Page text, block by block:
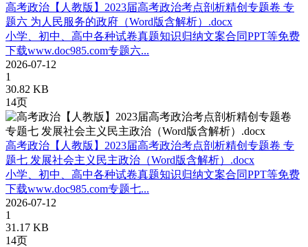
高考政治【人教版】2023届高考政治考点剖析精创专题卷 专
题六 为人民服务的政府（Word版含解析）.docx
小学、初中、高中各种试卷真题知识归纳文案合同PPT等免费
下载www.doc985.com专题六...
2026-07-12
1
30.82 KB
14页
高考政治【人教版】2023届高考政治考点剖析精创专题卷 专
题七 发展社会主义民主政治（Word版含解析）.docx
小学、初中、高中各种试卷真题知识归纳文案合同PPT等免费
下载www.doc985.com专题七...
2026-07-12
1
31.17 KB
14页